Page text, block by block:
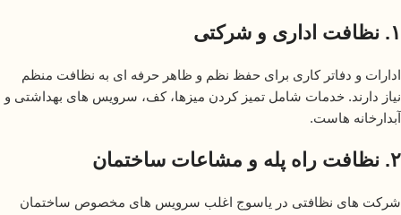
۱. نظافت اداری و شرکتی
ادارات و دفاتر کاری برای حفظ نظم و ظاهر حرفه ای به نظافت منظم
نیاز دارند. خدمات شامل تمیز کردن میزها، کف، سرویس های بهداشتی و
آبدارخانه هاست.
۲. نظافت راه پله و مشاعات ساختمان
شرکت های نظافتی در یاسوج اغلب سرویس های مخصوص ساختمان